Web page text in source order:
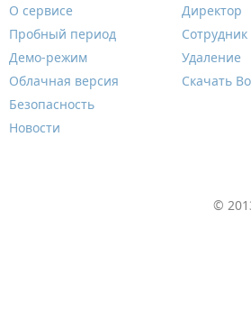
О сервисе
Пробный период
Демо-режим
Облачная версия
Безопасность
Новости
Директор
Сотрудник
Удаление
Скачать
©